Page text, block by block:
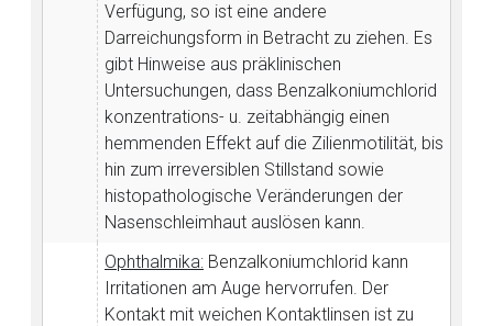
Verfügung, so ist eine andere
Darreichungsform in Betracht zu ziehen. Es
gibt Hinweise aus präklinischen
Untersuchungen, dass Benzalkoniumchlorid
konzentrations- u. zeitabhängig einen
hemmenden Effekt auf die Zilienmotilität, bis
hin zum irreversiblen Stillstand sowie
histopathologische Veränderungen der
Nasenschleimhaut auslösen kann.
Ophthalmika: Benzalkoniumchlorid kann
Irritationen am Auge hervorrufen. Der
Kontakt mit weichen Kontaktlinsen ist zu
Aufruf einer externen Seite